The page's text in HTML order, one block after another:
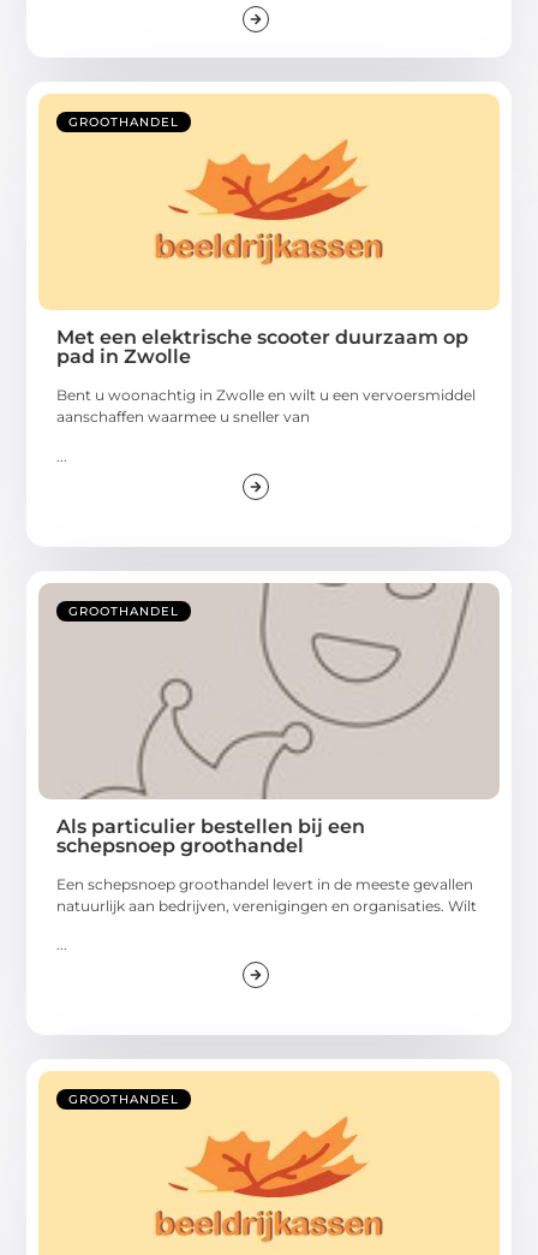
GROOTHANDEL
Met een elektrische scooter duurzaam op
pad in Zwolle
Bent u woonachtig in Zwolle en wilt u een vervoersmiddel
aanschaffen waarmee u sneller van
GROOTHANDEL
Als particulier bestellen bij een
schepsnoep groothandel
Een schepsnoep groothandel levert in de meeste gevallen
natuurlijk aan bedrijven, verenigingen en organisaties. Wilt
GROOTHANDEL